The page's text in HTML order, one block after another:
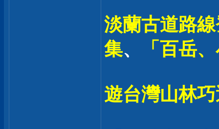
淡蘭古道路
集、 「百岳
遊台灣山林